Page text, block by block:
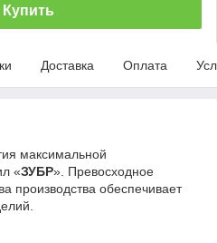
Купить
Доставка Оплата
максимальной
«ЗУБР». Превосходное
производства обеспечивает